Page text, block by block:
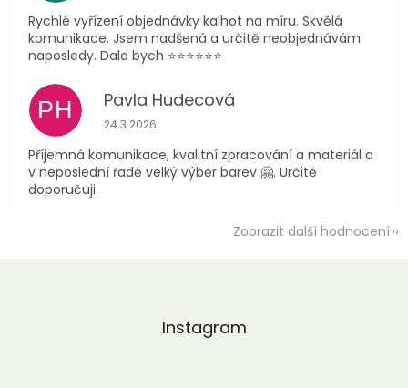
Rychlé vyřízení objednávky kalhot na míru. Skvělá
komunikace. Jsem nadšená a určitě neobjednávám
naposledy. Dala bych ⭐️⭐️⭐️⭐️⭐️⭐️
PH Pavla Hudecová
Hodnocení obchodu je 5 z 5 hvězdiček.
24.3.2026
Příjemná komunikace, kvalitní zpracování a materiál a
v neposlední řadě velký výběr barev 🤗. Určitě
doporučuji.
Zobrazit další hodnocení
Instagram